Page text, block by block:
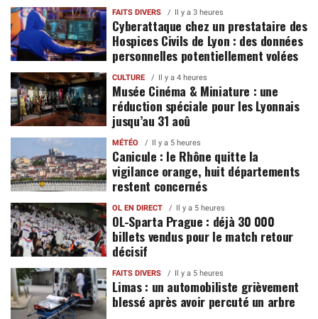
FAITS DIVERS Il y a 3 heures
Cyberattaque chez un prestataire des
Hospices Civils de Lyon : des données
personnelles potentiellement volées
CULTURE Il y a 4 heures
Musée Cinéma & Miniature : une
réduction spéciale pour les Lyonnais
jusqu’au 31 aoû
MÉTÉO Il y a 5 heures
Canicule : le Rhône quitte la
vigilance orange, huit départements
restent concernés
OL EN DIRECT Il y a 5 heures
OL-Sparta Prague : déjà 30 000
billets vendus pour le match retour
décisif
FAITS DIVERS Il y a 5 heures
Limas : un automobiliste grièvement
blessé après avoir percuté un arbre